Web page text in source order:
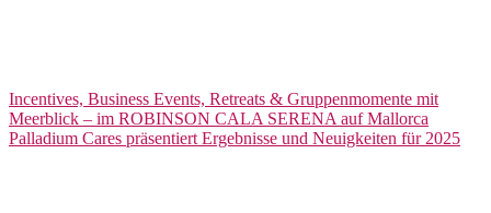
Beitragsnavigation
Incentives, Business Events, Retreats & Gruppenmomente mit
Meerblick – im ROBINSON CALA SERENA auf Mallorca
Palladium Cares präsentiert Ergebnisse und Neuigkeiten für 2025